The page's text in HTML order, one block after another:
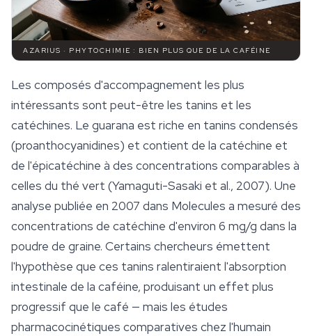
AZARIUS · PHYTOCHIMIE : BIEN PLUS QUE DE LA CAFÉINE
Les composés d'accompagnement les plus
intéressants sont peut-être les tanins et les
catéchines. Le guarana est riche en tanins condensés
(proanthocyanidines) et contient de la catéchine et
de l'épicatéchine à des concentrations comparables à
celles du thé vert (Yamaguti-Sasaki et al., 2007). Une
analyse publiée en 2007 dans Molecules a mesuré des
concentrations de catéchine d'environ 6 mg/g dans la
poudre de graine. Certains chercheurs émettent
l'hypothèse que ces tanins ralentiraient l'absorption
intestinale de la caféine, produisant un effet plus
progressif que le café — mais les études
pharmacocinétiques comparatives chez l'humain